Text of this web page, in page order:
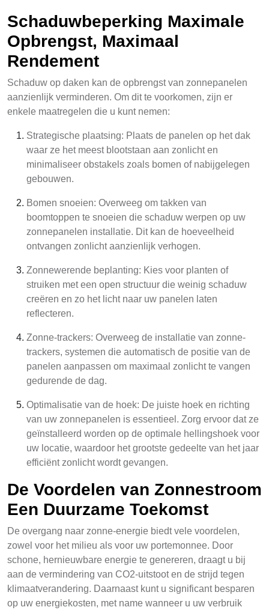
Schaduwbeperking Maximale
Opbrengst, Maximaal
Rendement
Schaduw op daken kan de opbrengst van zonnepanelen
aanzienlijk verminderen. Om dit te voorkomen, zijn er
enkele maatregelen die u kunt nemen:
Strategische plaatsing: Plaats de panelen op het dak
waar ze het meest blootstaan aan zonlicht en
minimaliseer obstakels zoals bomen of nabijgelegen
gebouwen.
Bomen snoeien: Overweeg om takken van
boomtoppen te snoeien die schaduw werpen op uw
zonnepanelen installatie. Dit kan de hoeveelheid
ontvangen zonlicht aanzienlijk verhogen.
Zonnewerende beplanting: Kies voor planten of
struiken met een open structuur die weinig schaduw
creëren en zo het licht naar uw panelen laten
reflecteren.
Zonne-trackers: Overweeg de installatie van zonne-
trackers, systemen die automatisch de positie van de
panelen aanpassen om maximaal zonlicht te vangen
gedurende de dag.
Optimalisatie van de hoek: De juiste hoek en richting
van uw zonnepanelen is essentieel. Zorg ervoor dat ze
geïnstalleerd worden op de optimale hellingshoek voor
uw locatie, waardoor het grootste gedeelte van het jaar
efficiënt zonlicht wordt gevangen.
De Voordelen van Zonnestroom
Een Duurzame Toekomst
De overgang naar zonne-energie biedt vele voordelen,
zowel voor het milieu als voor uw portemonnee. Door
schone, hernieuwbare energie te genereren, draagt u bij
aan de vermindering van CO2-uitstoot en de strijd tegen
klimaatverandering. Daarnaast kunt u significant besparen
op uw energiekosten, met name wanneer u uw verbruik